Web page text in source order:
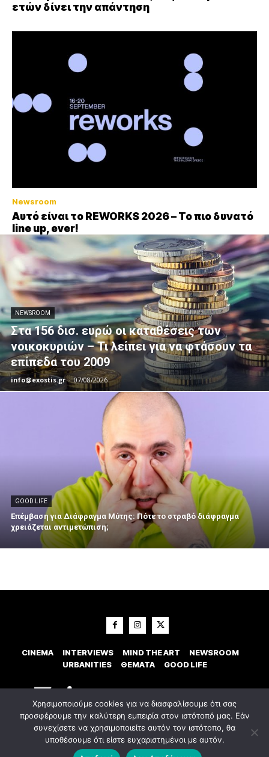
ετών δίνει την απάντηση
Newsroom
Αυτό είναι το REWORKS 2026 – Το πιο δυνατό
line up, ever!
NEWSROOM
Στα 156 δισ. ευρώ οι καταθέσεις των
νοικοκυριών – Τι λείπει για να φτάσουν τα
επίπεδα του 2009
info@exostis.gr - 07/08/2026
GOOD LIFE
Επέμβαση για Διάφραγμα Μύτης: Πότε το στραβό διάφραγμα
χρειάζεται αντιμετώπιση;
CINEMA INTERVIEWS MIND THE ART
NEWSROOM
URBANITIES
ΘΕΜΑΤΑ GOOD LIFE
© 2023 Εxostispress - All right reserved. Κατασκευή Ιστοσελίδας
digital agency
Χρησιμοποιούμε cookies για να διασφαλίσουμε ότι σας
προσφέρουμε την καλύτερη εμπειρία στον ιστότοπό μας. Εάν
συνεχίσετε να χρησιμοποιείτε αυτόν τον ιστότοπο, θα
υποθέσουμε ότι είστε ευχαριστημένοι με αυτόν.